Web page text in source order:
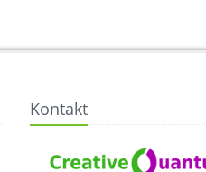
Kontakt